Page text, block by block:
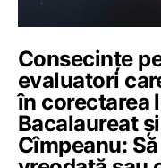
Consecințe
evaluatori
în corectarea
Bacalaureat
Cîmpeanu: